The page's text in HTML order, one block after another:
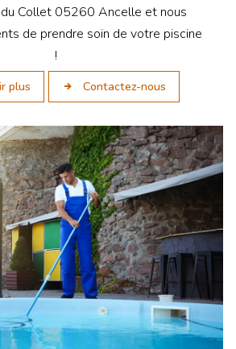
Collet 05260 Ancelle et nous
de prendre soin de votre piscine
!
plus Contactez-nous